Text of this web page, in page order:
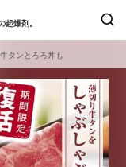
起爆剤。
ー
チャネル協会
タンとろろ丼も